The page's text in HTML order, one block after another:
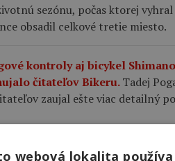
sezónu, počas ktorej
obsadil celkové tretie miesto.
kontroly aj bicykel
čitateľov Bikeru.Tadej
zaujal ešte viac detailný
cestnom bicykli a ako nájsť
webová lokalita